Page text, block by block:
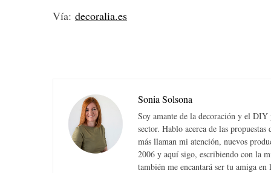
Vía: decoralia.es
Sonia Solsona
Soy amante de la decoración y el DIY
sector. Hablo acerca de las
más llaman mi atención, nuevos
2006 y aquí sigo, escribiendo con la
también me encantará ser tu amiga en